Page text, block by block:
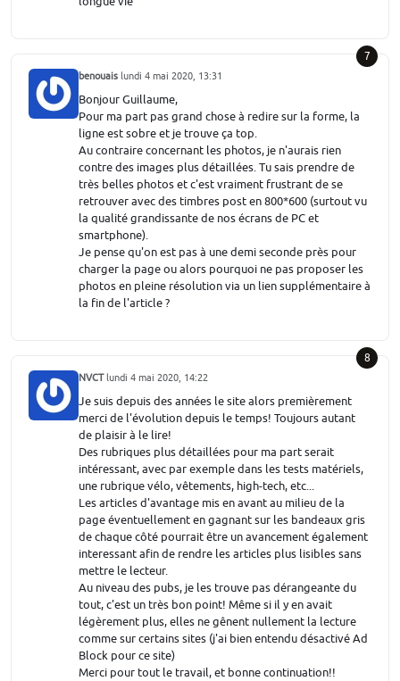
7
benouais lundi 4 mai 2020, 13:31
Bonjour Guillaume,
Pour ma part pas grand chose à redire sur la forme, la
ligne est sobre et je trouve ça top.
Au contraire concernant les photos, je n'aurais rien
contre des images plus détaillées. Tu sais prendre de
très belles photos et c'est vraiment frustrant de se
retrouver avec des timbres post en 800*600 (surtout vu
la qualité grandissante de nos écrans de PC et
smartphone).
Je pense qu'on est pas à une demi seconde près pour
charger la page ou alors pourquoi ne pas proposer les
photos en pleine résolution via un lien supplémentaire à
la fin de l'article ?
8
NVCTlundi 4 mai 2020, 14:22
Je suis depuis des années le site alors premièrement
merci de l'évolution depuis le temps! Toujours autant
de plaisir à le lire!
Des rubriques plus détaillées pour ma part serait
intéressant, avec par exemple dans les tests matériels,
une rubrique vélo, vêtements, high-tech, etc...
Les articles d'avantage mis en avant au milieu de la
page éventuellement en gagnant sur les bandeaux gris
de chaque côté pourrait être un avancement également
interessant afin de rendre les articles plus lisibles sans
mettre le lecteur.
Au niveau des pubs, je les trouve pas dérangeante du
tout, c'est un très bon point! Même si il y en avait
légèrement plus, elles ne gênent nullement la lecture
comme sur certains sites (j'ai bien entendu désactivé Ad
Block pour ce site)
Merci pour tout le travail, et bonne continuation!!